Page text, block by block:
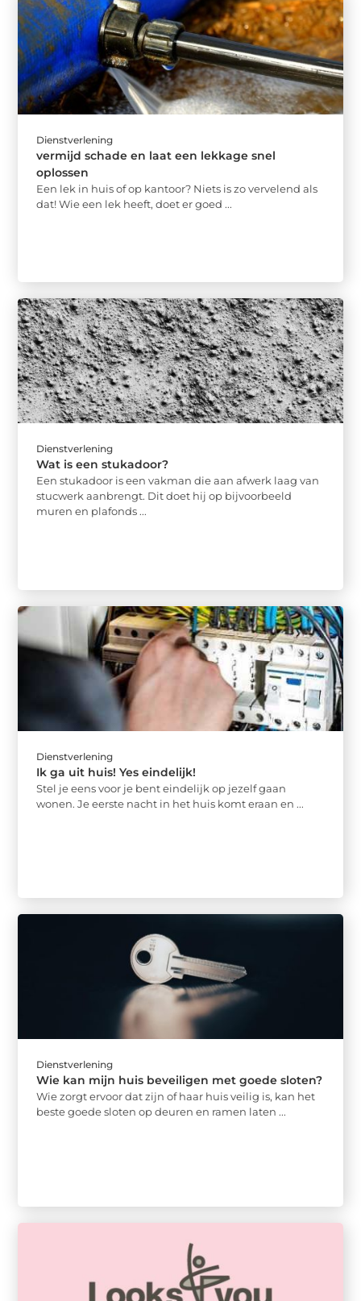
Dienstverlening
vermijd schade en laat een lekkage snel
oplossen
Een lek in huis of op kantoor? Niets is zo vervelend als
dat! Wie een lek heeft, doet er goed ...
Dienstverlening
Wat is een stukadoor?
Een stukadoor is een vakman die aan afwerk laag van
stucwerk aanbrengt. Dit doet hij op bijvoorbeeld
muren en plafonds ...
Dienstverlening
Ik ga uit huis! Yes eindelijk!
Stel je eens voor je bent eindelijk op jezelf gaan
wonen. Je eerste nacht in het huis komt eraan en ...
Dienstverlening
Wie kan mijn huis beveiligen met goede sloten?
Wie zorgt ervoor dat zijn of haar huis veilig is, kan het
beste goede sloten op deuren en ramen laten ...